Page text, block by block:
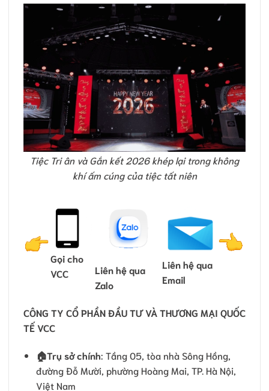
Tiệc Tri ân và Gắn kết 2026 khép lại trong không
khí ấm cúng của tiệc tất niên
Gọi cho
VCC
Liên hệ qua
Zalo
Liên hệ qua
Email
CÔNG TY CỔ PHẦN ĐẦU TƯ VÀ THƯƠNG MẠI QUỐC
TẾ VCC
🏠Trụ sở chính: Tầng 05, tòa nhà Sông Hồng,
đường Đỗ Mười, phường Hoàng Mai, TP. Hà Nội,
Việt Nam